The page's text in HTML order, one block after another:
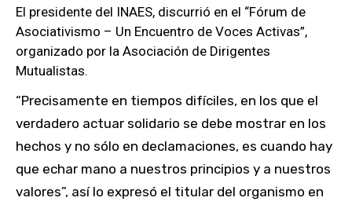
El presidente del INAES, discurrió en el “Fórum de
Asociativismo – Un Encuentro de Voces Activas”,
organizado por la Asociación de Dirigentes
Mutualistas.
“Precisamente en tiempos difíciles, en los que el
verdadero actuar solidario se debe mostrar en los
hechos y no sólo en declamaciones, es cuando hay
que echar mano a nuestros principios y a nuestros
valores”, así lo expresó el titular del organismo en